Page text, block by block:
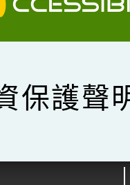
保護聲